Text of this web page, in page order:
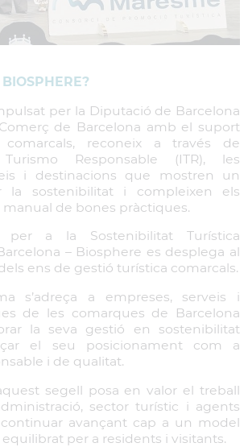
per la Diputació de Barcelona
de Barcelona amb el suport
comarcals, reconeix a través de
Responsable (ITR), les
i destinacions que mostren un
la sostenibilitat i compleixen els
de bones pràctiques.
per a la Sostenibilitat Turística
– Biosphere es desplega al
ens de gestió turística comarcals.
s’adreça a empreses, serveis i
de les comarques de Barcelona
la seva gestió en sostenibilitat
el seu posicionament com a
i de qualitat.
segell posa en valor el treball
sector turístic i agents
avançant cap a un model
per a residents i visitants.